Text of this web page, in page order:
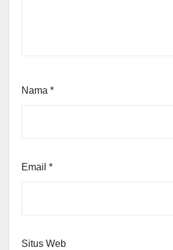
Nama *
Email *
Situs Web